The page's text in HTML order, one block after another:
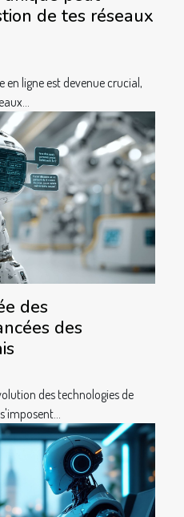
de tes réseaux
en ligne est devenue crucial,
des
des
des technologies de